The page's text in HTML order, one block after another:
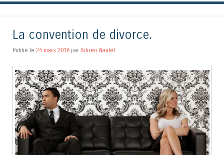
La convention de divorce.
Publié le 24 mars 2016 par Adrien Naulet